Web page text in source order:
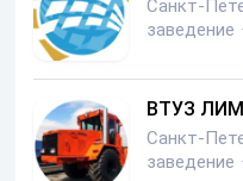
Санкт-
заведение ·
ВТУЗ
Санкт-
заведение ·